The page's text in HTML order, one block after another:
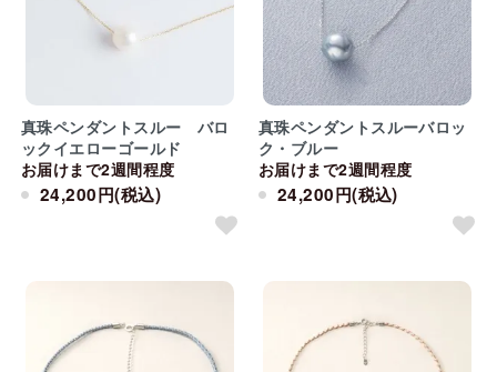
真珠ペンダントスルー バロ
ックイエローゴールド
お届けまで2週間程度
24,200円(税込)
真珠ペンダントスルーバロッ
ク・ブルー
お届けまで2週間程度
24,200円(税込)